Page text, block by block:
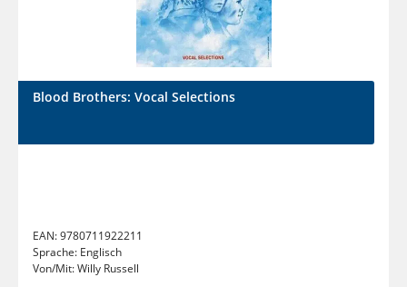
Blood Brothers: Vocal Selections
EAN:9780711922211
Sprache: Englisch
Von/Mit:Willy Russell